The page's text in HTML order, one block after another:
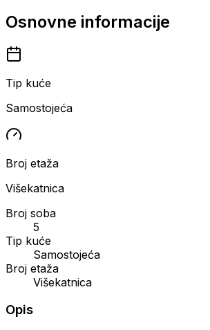
Osnovne informacije
Tip kuće
Samostojeća
Broj etaža
Višekatnica
Broj soba
5
Tip kuće
Samostojeća
Broj etaža
Višekatnica
Opis